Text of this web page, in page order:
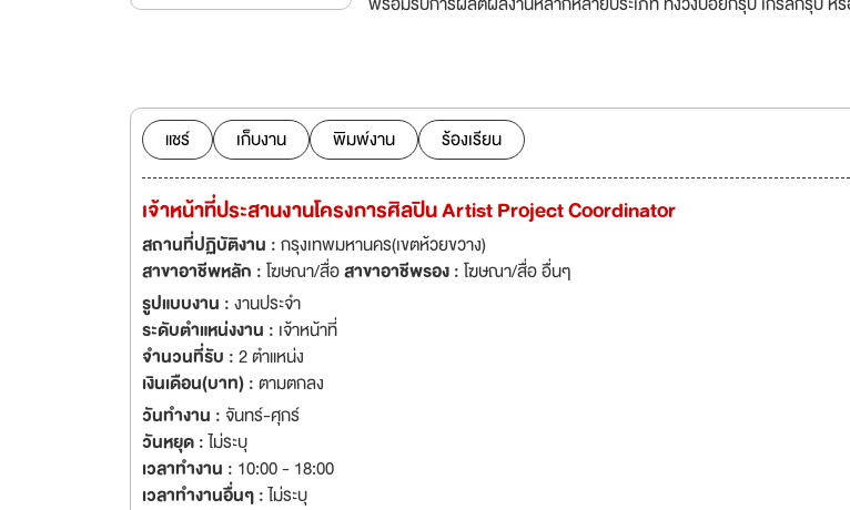
มาได้ทางอีเมลบริษัท
แชร์ เก็บงาน พิมพ์งาน ร้องเรียน
เจ้าหน้าที่ประสานงานโครงการศิลปิน Artist Project Coordinator
สถานที่ปฏิบัติงาน :กรุงเทพมหานคร(เขตห้วยขวาง)
สาขาอาชีพหลัก :โฆษณา/สื่อสาขาอาชีพรอง :โฆษณา/สื่อ อื่นๆ
รูปแบบงาน :งานประจำ
ระดับตำแหน่งงาน : เจ้าหน้าที่
จำนวนที่รับ :2 ตำแหน่ง
เงินเดือน(บาท) :ตามตกลง
วันทำงาน : จันทร์-ศุกร์
วันหยุด :ไม่ระบุ
เวลาทำงาน : 10:00 - 18:00
เวลาทำงานอื่นๆ :ไม่ระบุ